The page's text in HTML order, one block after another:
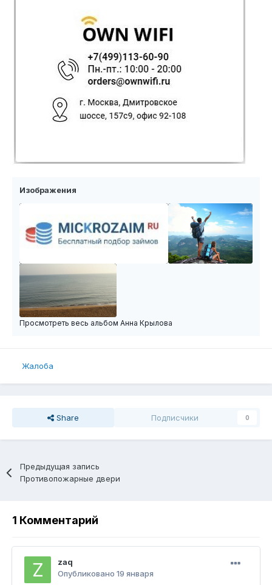
Изображения
Просмотреть весь альбом Анна Крылова
Жалоба
Share Подписчики 0
Предыдущая запись
Противопожарные двери
1 Комментарий
zaq
Опубликовано 19 января